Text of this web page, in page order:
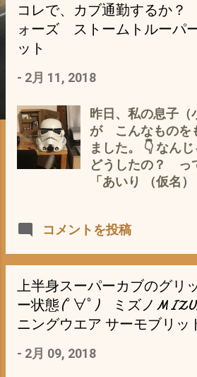
投
稿
コレで、カブ通勤するか
ォーズ ストームトルーパ
ット
- 2月 11, 2018
昨日、私の息子（
が こんなものを
ました。 👇 なん
どうしたの？ っ
「あいり （仮名
女の子？ 「そう
で、ストームトル
て言ったら、家に
る」って (・∀・)
人が大事にしてい
の？」 息子「あい
か） は、全然興味
コメントを投稿
上半身スーパーカブのグリ
ー状態(ﾟ∀ﾟ) ミズノ
ニングウエア サーモブリッ
- 2月 09, 2018